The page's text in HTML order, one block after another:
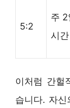
5:2
주
시
이처럼 간헐
습니다. 자